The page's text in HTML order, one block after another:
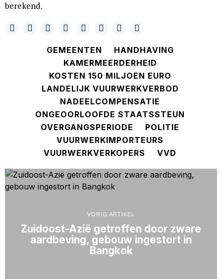
berekend.
GEMEENTEN
HANDHAVING
KAMERMEERDERHEID
KOSTEN 150 MILJOEN EURO
LANDELIJK VUURWERKVERBOD
NADEELCOMPENSATIE
ONGEOORLOOFDE STAATSSTEUN
OVERGANGSPERIODE
POLITIE
VUURWERKIMPORTEURS
VUURWERKVERKOPERS
VVD
VORIG ARTIKEL
Zuidoost-Azië getroffen door zware
aardbeving, gebouw ingestort in
Bangkok